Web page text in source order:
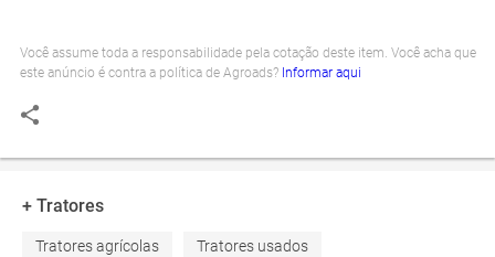
Você assume toda a responsabilidade pela cotação deste item. Você acha que
este anúncio é contra a política de Agroads? Informar aqui
+ Tratores
Tratores agrícolas Tratores usados